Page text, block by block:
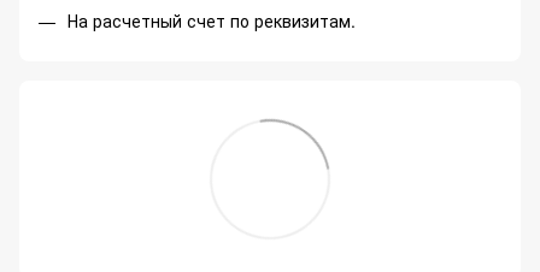
На расчетный счет по реквизитам.